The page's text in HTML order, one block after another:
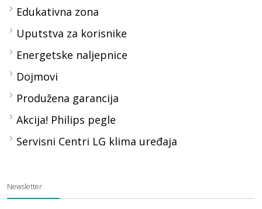
Edukativna zona
Uputstva za korisnike
Energetske naljepnice
Dojmovi
Produžena garancija
Akcija! Philips pegle
Servisni Centri LG klima uređaja
Newsletter